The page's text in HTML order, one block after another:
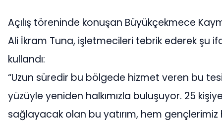
Açılış töreninde konuşan Büyükçekmece
Ali İkram Tuna, işletmecileri tebrik ederek şu
kullandı:
“Uzun süredir bu bölgede hizmet veren bu
yüzüyle yeniden halkımızla buluşuyor. 25
sağlayacak olan bu yatırım, hem